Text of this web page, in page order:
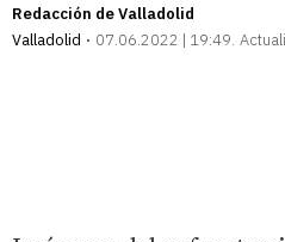
Redacción de Valladolid
Valladolid
07.06.2022 | 19:49